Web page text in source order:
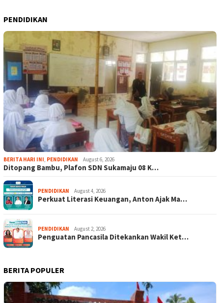
PENDIDIKAN
BERITA HARI INI PENDIDIKAN August 6, 2026
Ditopang Bambu, Plafon SDN Sukamaju 08 K…
PENDIDIKAN August 4, 2026
Perkuat Literasi Keuangan, Anton Ajak Ma…
PENDIDIKAN August 2, 2026
Penguatan Pancasila Ditekankan Wakil Ket…
BERITA POPULER